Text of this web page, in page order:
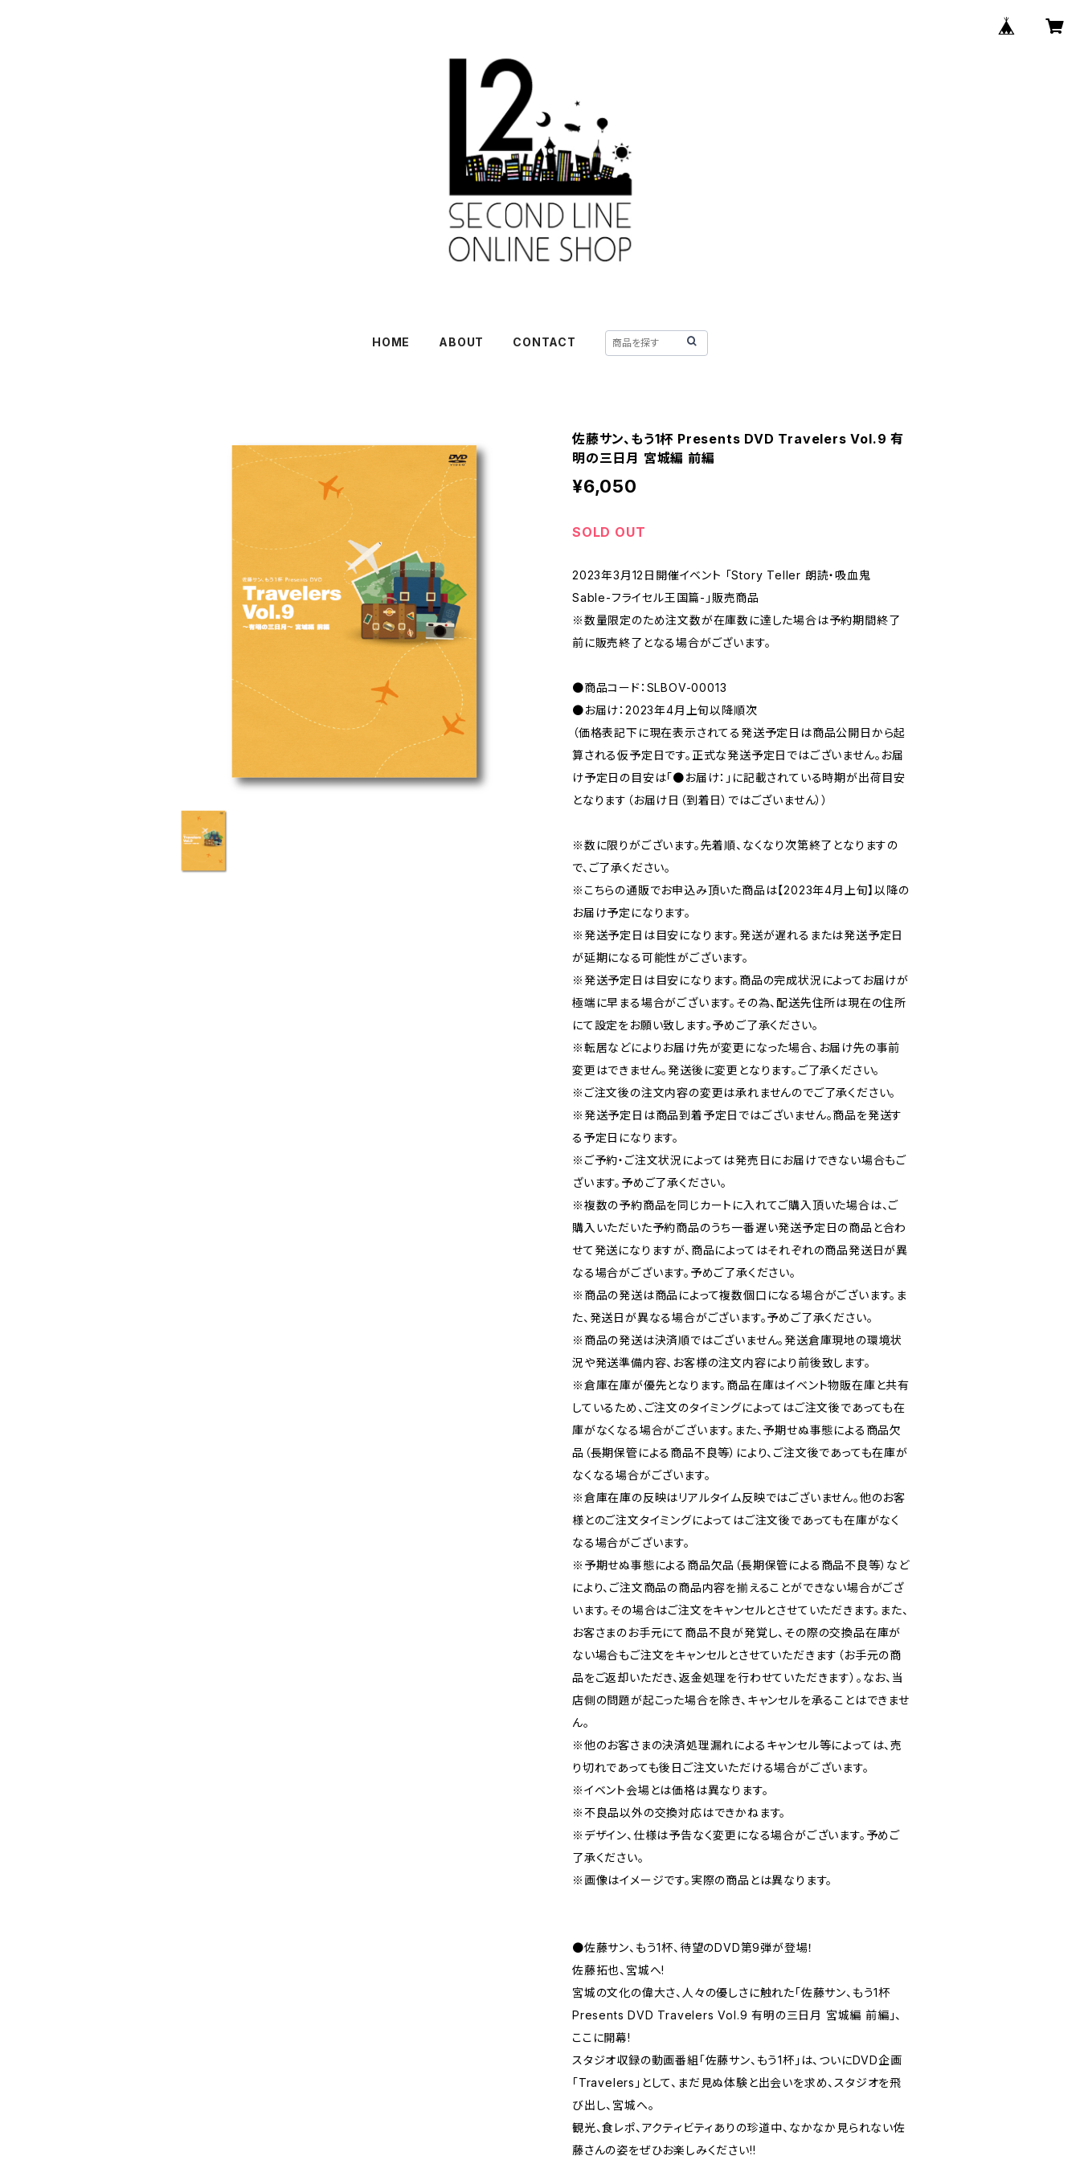
HOME ABOUT CONTACT
佐藤サン、もう1杯 Presents DVD Travelers Vol.9 有
明の三日月 宮城編 前編
¥6,050
SOLD OUT
2023年3月12日開催イベント 「Story Teller 朗読・吸血鬼
Sable-フライセル王国篇-」販売商品
※数量限定のため注文数が在庫数に達した場合は予約期間終了
前に販売終了となる場合がございます。
●商品コード：SLBOV-00013
●お届け：2023年4月上旬以降順次
（価格表記下に現在表示されてる発送予定日は商品公開日から起
算される仮予定日です。正式な発送予定日ではございません。お届
け予定日の目安は「●お届け：」に記載されている時期が出荷目安
となります（お届け日（到着日）ではございません））
※数に限りがございます。先着順、なくなり次第終了となりますの
で、ご了承ください。
※こちらの通販でお申込み頂いた商品は【2023年4月上旬】以降の
お届け予定になります。
※発送予定日は目安になります。発送が遅れるまたは発送予定日
が延期になる可能性がございます。
※発送予定日は目安になります。商品の完成状況によってお届けが
極端に早まる場合がございます。その為、配送先住所は現在の住所
にて設定をお願い致します。予めご了承ください。
※転居などによりお届け先が変更になった場合、お届け先の事前
変更はできません。発送後に変更となります。ご了承ください。
※ご注文後の注文内容の変更は承れませんのでご了承ください。
※発送予定日は商品到着予定日ではございません。商品を発送す
る予定日になります。
※ご予約・ご注文状況によっては発売日にお届けできない場合もご
ざいます。予めご了承ください。
※複数の予約商品を同じカートに入れてご購入頂いた場合は、ご
購入いただいた予約商品のうち一番遅い発送予定日の商品と合わ
せて発送になりますが、商品によってはそれぞれの商品発送日が異
なる場合がございます。予めご了承ください。
※商品の発送は商品によって複数個口になる場合がございます。ま
た、発送日が異なる場合がございます。予めご了承ください。
※商品の発送は決済順ではございません。発送倉庫現地の環境状
況や発送準備内容、お客様の注文内容により前後致します。
※倉庫在庫が優先となります。商品在庫はイベント物販在庫と共有
しているため、ご注文のタイミングによってはご注文後であっても在
庫がなくなる場合がございます。また、予期せぬ事態による商品欠
品（長期保管による商品不良等）により、ご注文後であっても在庫が
なくなる場合がございます。
※倉庫在庫の反映はリアルタイム反映ではございません。他のお客
様とのご注文タイミングによってはご注文後であっても在庫がなく
なる場合がございます。
※予期せぬ事態による商品欠品（長期保管による商品不良等）など
により、ご注文商品の商品内容を揃えることができない場合がござ
います。その場合はご注文をキャンセルとさせていただきます。また、
お客さまのお手元にて商品不良が発覚し、その際の交換品在庫が
ない場合もご注文をキャンセルとさせていただきます（お手元の商
品をご返却いただき、返金処理を行わせていただきます）。なお、当
店側の問題が起こった場合を除き、キャンセルを承ることはできませ
ん。
※他のお客さまの決済処理漏れによるキャンセル等によっては、売
り切れであっても後日ご注文いただける場合がございます。
※イベント会場とは価格は異なります。
※不良品以外の交換対応はできかねます。
※デザイン、仕様は予告なく変更になる場合がございます。予めご
了承ください。
※画像はイメージです。実際の商品とは異なります。
●佐藤サン、もう1杯、待望のDVD第9弾が登場！
佐藤拓也、宮城へ!
宮城の文化の偉大さ、人々の優しさに触れた「佐藤サン、もう1杯
Presents DVD Travelers Vol.9 有明の三日月 宮城編 前編」、
ここに開幕!
スタジオ収録の動画番組「佐藤サン、もう1杯」は、ついにDVD企画
「Travelers」として、まだ見ぬ体験と出会いを求め、スタジオを飛
び出し、宮城へ。
観光、食レポ、アクティビティありの珍道中、なかなか見られない佐
藤さんの姿をぜひお楽しみください!!